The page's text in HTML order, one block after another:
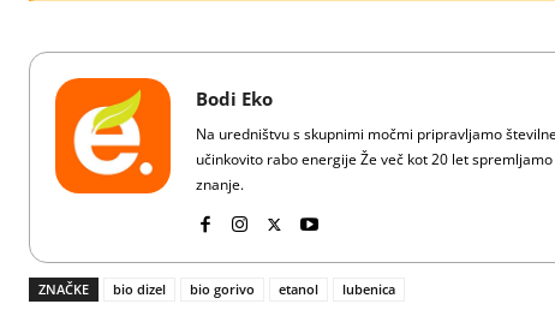
Bodi Eko
Na uredništvu s skupnimi močmi pripravljamo
učinkovito rabo energije Že več kot 20 let
znanje.
ZNAČKE bio dizel bio gorivo etanol lubenica